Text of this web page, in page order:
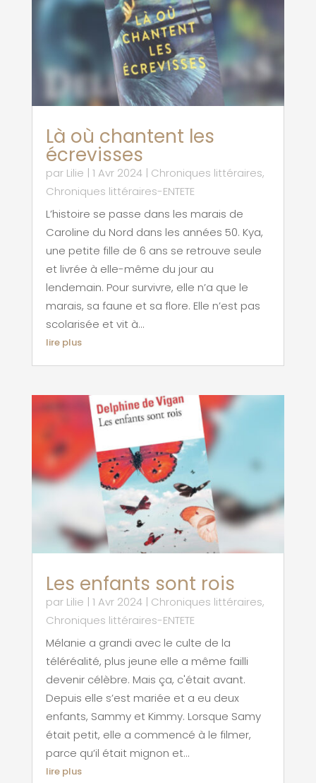
Là où chantent les
écrevisses
par Lilie | 1 Avr 2024| Chroniques littéraires,
Chroniques littéraires-ENTETE
L’histoire se passe dans les marais de
Caroline du Nord dans les années 50. Kya,
une petite fille de 6 ans se retrouve seule
et livrée à elle-même du jour au
lendemain. Pour survivre, elle n’a que le
marais, sa faune et sa flore. Elle n’est pas
scolarisée et vit à...
lire plus
Les enfants sont rois
par Lilie | 1 Avr 2024| Chroniques littéraires,
Chroniques littéraires-ENTETE
Mélanie a grandi avec le culte de la
téléréalité, plus jeune elle a même failli
devenir célèbre. Mais ça, c'était avant.
Depuis elle s’est mariée et a eu deux
enfants, Sammy et Kimmy. Lorsque Samy
était petit, elle a commencé à le filmer,
parce qu’il était mignon et...
lire plus